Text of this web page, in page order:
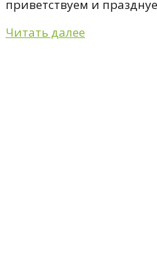
приветствуем и
Читать далее